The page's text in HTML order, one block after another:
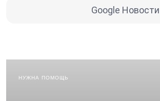
Google Новости
НУЖНА ПОМОЩЬ